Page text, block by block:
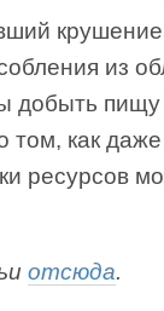
крушение
из
добыть пищу
том, как даже
ресурсов
отсюда.